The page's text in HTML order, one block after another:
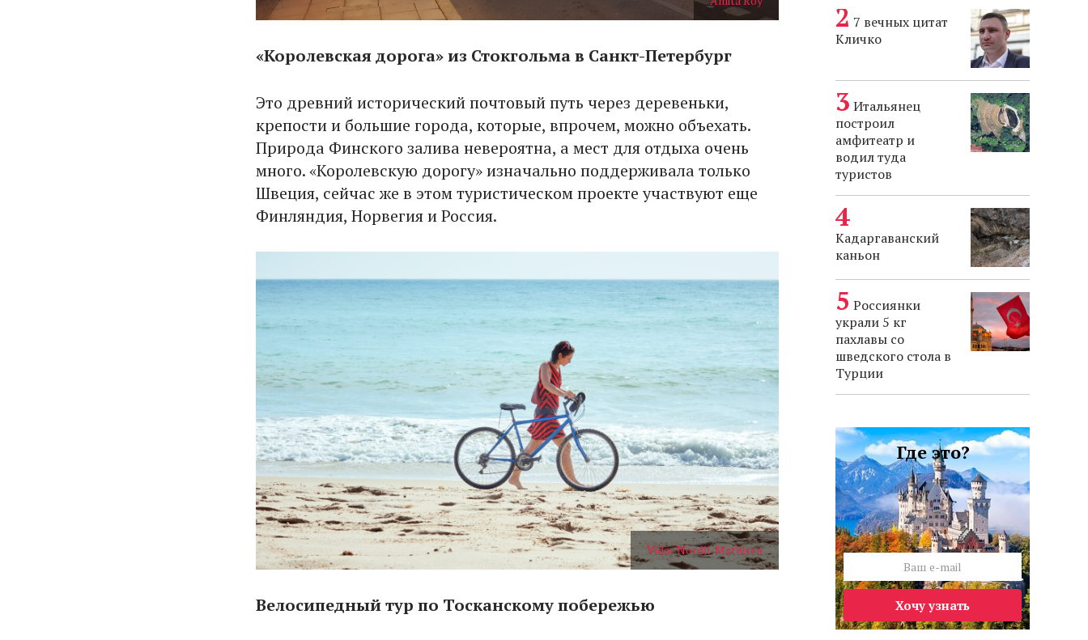
«Королевская дорога» из Стокгольма в Санкт-Петербург
Это древний исторический почтовый путь через деревеньки,
крепости и большие города, которые, впрочем, можно объехать.
Природа Финского залива невероятна, а мест для отдыха очень
много. «Королевскую дорогу» изначально поддерживала только
Швеция, сейчас же в этом туристическом проекте участвуют еще
Финляндия, Норвегия и Россия.
Vidar Nordli-Mathisen
Велосипедный тур по Тосканскому побережью
7 вечных цитат
Кличко
Итальянец
построил
амфитеатр и
водил туда
туристов
Кадаргаванский
каньон
Россиянки
украли 5 кг
пахлавы со
шведского стола в
Турции
Где это?
Хочу узнать